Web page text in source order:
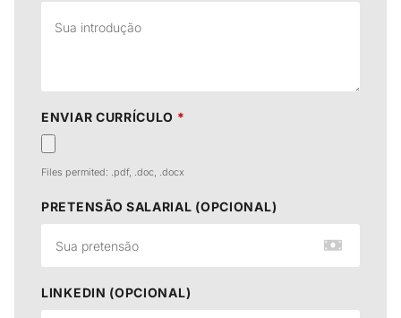
ENVIAR CURRÍCULO *
Files permited: .pdf, .doc, .docx
PRETENSÃO SALARIAL (OPCIONAL)
LINKEDIN (OPCIONAL)